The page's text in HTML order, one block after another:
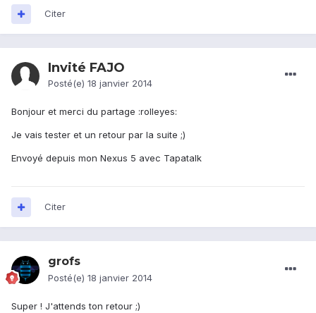
Citer
Invité FAJO
Posté(e) 18 janvier 2014
Bonjour et merci du partage :rolleyes:
Je vais tester et un retour par la suite ;)
Envoyé depuis mon Nexus 5 avec Tapatalk
Citer
grofs
Posté(e) 18 janvier 2014
Super ! J'attends ton retour ;)